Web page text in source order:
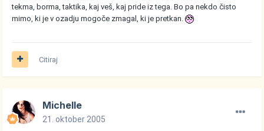
tekma, borma, taktika, kaj veš, kaj pride iz tega. Bo pa nekdo čisto
mimo, ki je v ozadju mogoče zmagal, ki je pretkan.
Citiraj
Michelle
21. oktober 2005